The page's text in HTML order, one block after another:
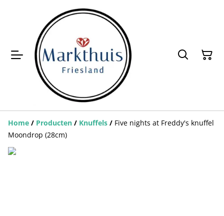
Home / Producten / Knuffels / Five nights at Freddy's knuffel
Moondrop (28cm)